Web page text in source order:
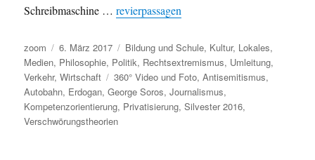
Schreibmaschine …revierpassagen
Autor
zoom
Veröffentlicht
am
6. März 2017 Kategorien
Bildung und Schule, Kultur, Lokales,
Medien, Philosophie, Politik, Rechtsextremismus, Umleitung,
Verkehr,Wirtschaft Schlagwörter
360° Video und Foto,Antisemitismus,
Autobahn, Erdogan,George Soros,Journalismus,
Kompetenzorientierung, Privatisierung,Silvester 2016,
Verschwörungstheorien